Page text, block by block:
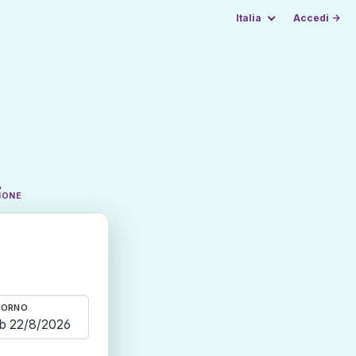
Italia Accedi →